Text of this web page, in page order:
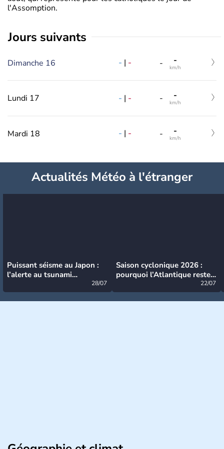
l'Assomption.
jours suivants
Dimanche 16 - | - - -
km/h
Lundi 17 - | - - -
km/h
Mardi 18 - | - - -
km/h
Actualités Météo à l'étranger
Puissant séisme au Japon :
l’alerte au tsunami
28/07
Saison cyclonique 2026 :
pourquoi l’Atlantique reste
22/07